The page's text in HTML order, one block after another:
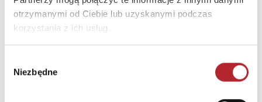
otrzymanymi od Ciebie lub uzyskanymi podczas
korzystania z ich usług.
zgody
Niezbędne